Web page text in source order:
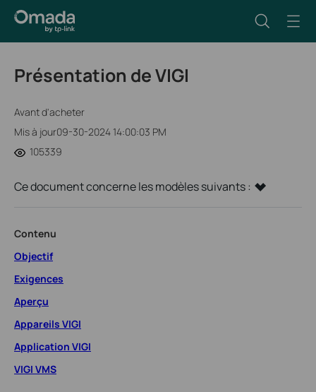
Présentation de VIGI
Avant d'acheter
Mis à jour09-30-2024 14:00:03 PM
105339
Ce document concerne les modèles suivants :
Contenu
Objectif
Exigences
Aperçu
Appareils VIGI
Application VIGI
VIGI VMS